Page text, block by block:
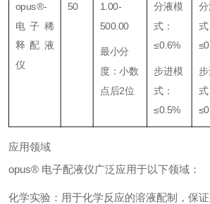
opus®-
电子稀
释配液
仪
50
1.00-
500.00
最小分
度：小数
点后2位
分液模
式：
≤0.6%
步进模
式：
≤0.5%
式
式
应用领域
opus® 电子配液仪广泛应用于以下领域：
化学实验：用于化学反应的溶液配制，保证